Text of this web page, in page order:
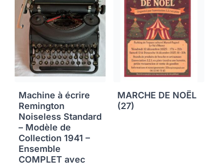
Machine à écrire
Remington
Noiseless Standard
– Modèle de
Collection 1941 –
Ensemble
COMPLET avec
MARCHE DE NOËL
(27)